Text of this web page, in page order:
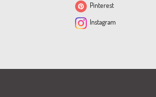
Pinterest
Instagram